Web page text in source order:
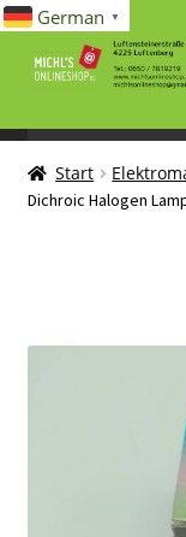
Navigation
Inhalt
SPIELWAREN/
ELEKTRO
BRIEFMARKEN
Start
Dichroic Halogen
German ▼